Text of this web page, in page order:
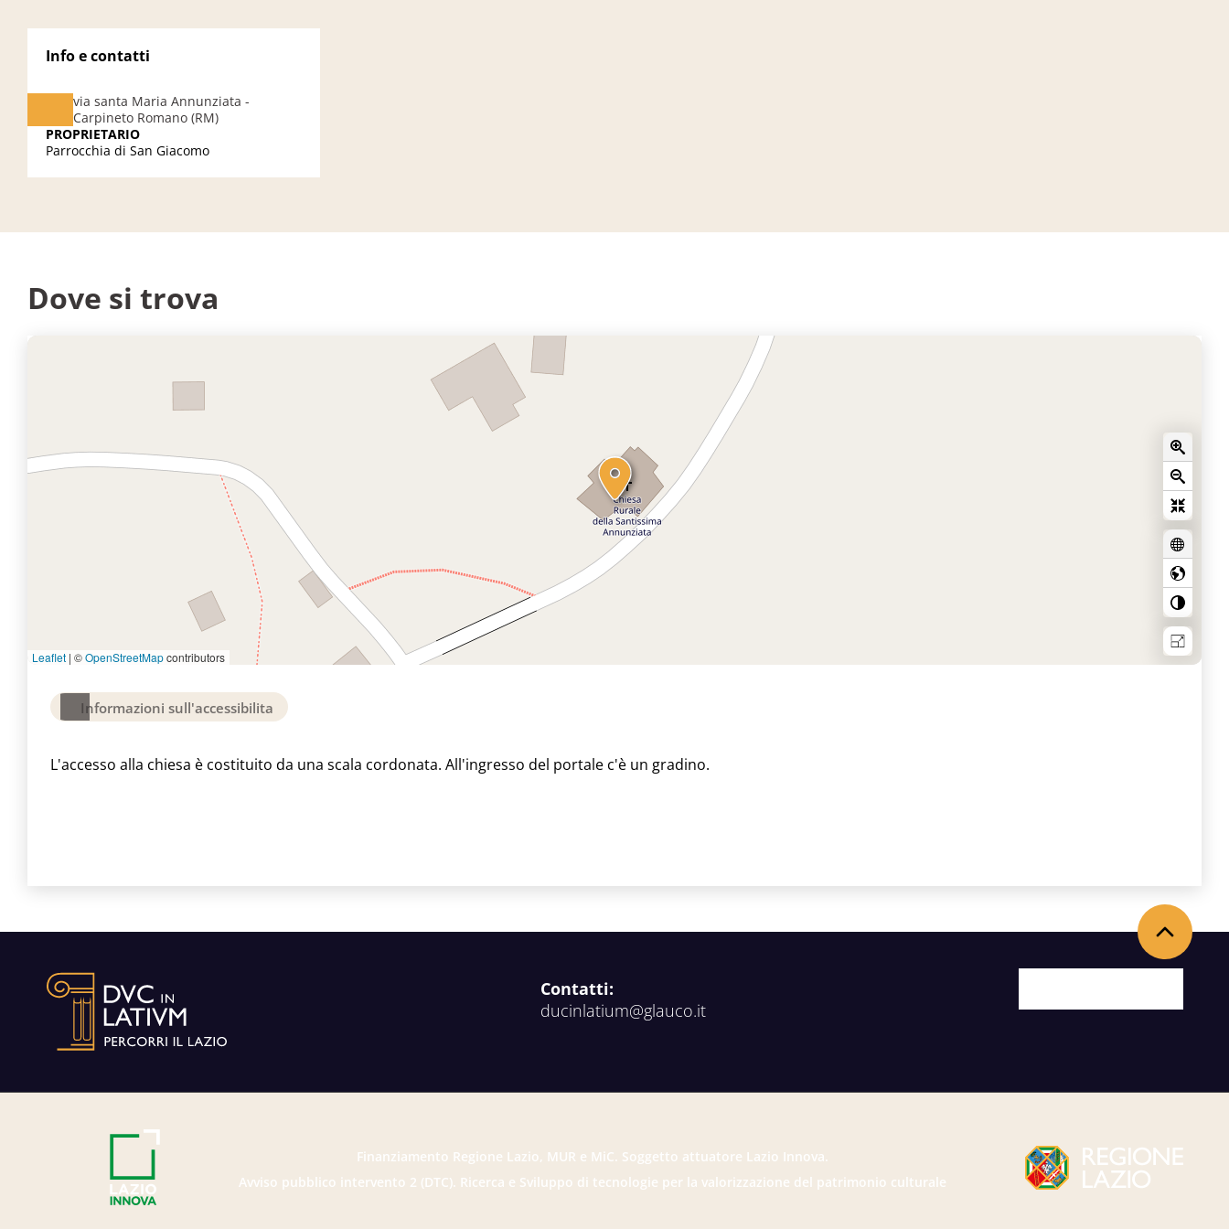
Info e contatti
via santa Maria Annunziata -
Carpineto Romano (RM)
PROPRIETARIO
Parrocchia di San Giacomo
Dove si trova
Leaflet | ©OpenStreetMapcontributors
Informazioni sull'accessibilita
L'accesso alla chiesa è costituito da una scala cordonata. All'ingresso del portale c'è un gradino.
Contatti:
ducinlatium@glauco.it
Finanziamento Regione Lazio, MUR e MiC. Soggetto attuatore Lazio Innova.
Avviso pubblico intervento 2 (DTC). Ricerca e Sviluppo di tecnologie per la valorizzazione del patrimonio culturale
Back to the top